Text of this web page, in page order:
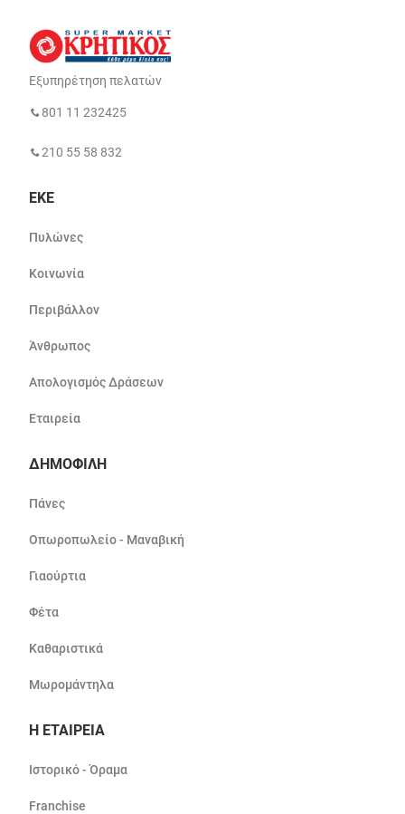
Εξυπηρέτηση πελατών
801 11 232425
210 55 58 832
ΕΚΕ
Πυλώνες
Κοινωνία
Περιβάλλον
Άνθρωπος
Απολογισμός Δράσεων
Εταιρεία
ΔΗΜΟΦΙΛΗ
Πάνες
Οπωροπωλείο - Μαναβική
Γιαούρτια
Φέτα
Καθαριστικά
Μωρομάντηλα
Η ΕΤΑΙΡΕΙΑ
Ιστορικό - Όραμα
Franchise